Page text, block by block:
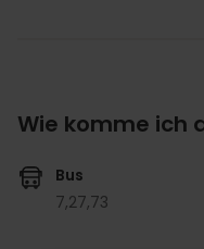
Wie komme ich
Bus
7,27,73